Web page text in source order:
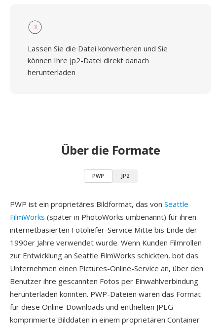
3
Lassen Sie die Datei konvertieren und Sie
können Ihre jp2-Datei direkt danach
herunterladen
Über die Formate
PWP JP2
PWP ist ein proprietäres Bildformat, das von Seattle
FilmWorks (später in PhotoWorks umbenannt) für ihren
internetbasierten Fotoliefer-Service Mitte bis Ende der
1990er Jahre verwendet wurde. Wenn Kunden Filmrollen
zur Entwicklung an Seattle FilmWorks schickten, bot das
Unternehmen einen Pictures-Online-Service an, über den
Benutzer ihre gescannten Fotos per Einwahlverbindung
herunterladen konnten. PWP-Dateien waren das Format
für diese Online-Downloads und enthielten JPEG-
komprimierte Bilddaten in einem proprietären Container